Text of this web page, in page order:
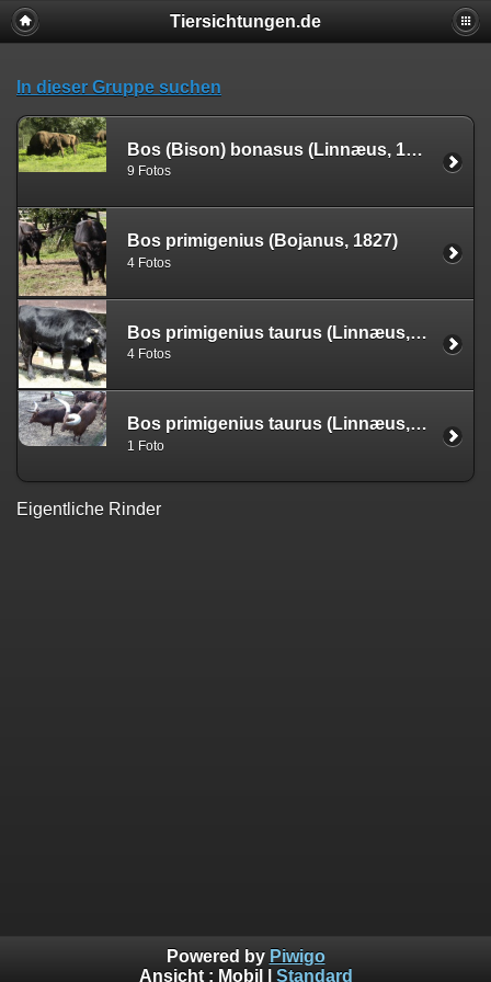
Tiersichtungen.de
In dieser Gruppe suchen
Bos (Bison) bonasus (Linnæus, 1758)
9 Fotos
Bos primigenius (Bojanus, 1827)
4 Fotos
Bos primigenius taurus (Linnæus, 1758) (Dahomey-Zwergrind)
4 Fotos
Bos primigenius taurus (Linnæus, 1758) (Watussirind)
1 Foto
Eigentliche Rinder
Powered by Piwigo
Ansicht : Mobil Standard